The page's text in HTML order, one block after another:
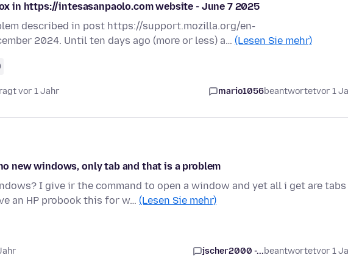
in https://intesasanpaolo.com website - June 7 2025
described in post https://support.mozilla.org/en-
2024. Until ten days ago (more or less) a… (Lesen Sie mehr)
vor 1 Jahr mario1056beantwortetvor 1
new windows, only tab and that is a problem
I give ir the command to open a window and yet all i get are tabs
an HP probook this for w… (Lesen Sie mehr)
jscher2000 -...beantwortetvor 1